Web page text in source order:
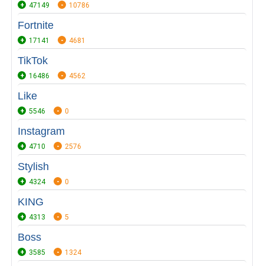
47149 10786
Fortnite
17141 4681
TikTok
16486 4562
Like
5546 0
Instagram
4710 2576
Stylish
4324 0
KING
4313 5
Boss
3585 1324